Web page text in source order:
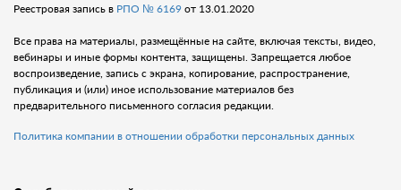
Реестровая запись в РПО № 6169 от 13.01.2020
Все права на материалы, размещённые на сайте, включая тексты, видео,
вебинары и иные формы контента, защищены. Запрещается любое
воспроизведение, запись с экрана, копирование, распространение,
публикация и (или) иное использование материалов без
предварительного письменного согласия редакции.
Политика компании в отношении обработки персональных данных